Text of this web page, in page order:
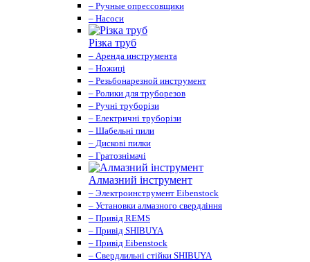
– Ручные опрессовщики
– Насоси
Різка труб
– Аренда инструмента
– Ножиці
– Резьбонарезной инструмент
– Ролики для труборезов
– Ручні труборізи
– Електричні труборізи
– Шабельні пили
– Дискові пилки
– Гратознімачі
Алмазний інструмент
– Электроинструмент Eibenstock
– Установки алмазного свердління
– Привід REMS
– Привід SHIBUYA
– Привід Eibenstock
– Свердлильні стійки SHIBUYA